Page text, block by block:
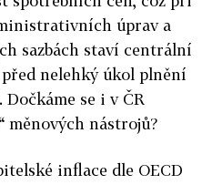
úprav a
sazbách staví centrální
nelehký úkol plnění
se i v ČR
měnových nástrojů?
inflace dle OECD